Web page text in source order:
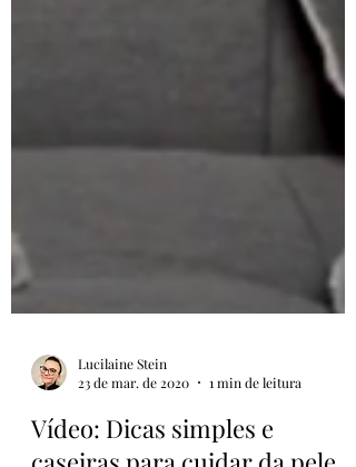
Lucilaine Stein
23 de mar. de 2020
1 min de leitura